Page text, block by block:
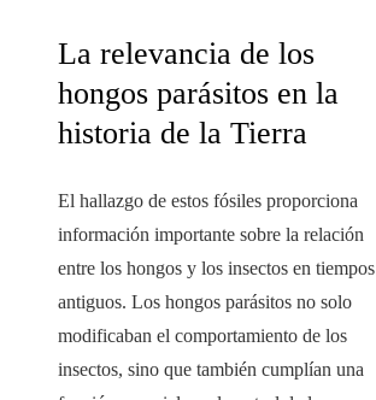
La relevancia de los
hongos parásitos en la
historia de la Tierra
El hallazgo de estos fósiles proporciona
información importante sobre la relación
entre los hongos y los insectos en tiempos
antiguos. Los hongos parásitos no solo
modificaban el comportamiento de los
insectos, sino que también cumplían una